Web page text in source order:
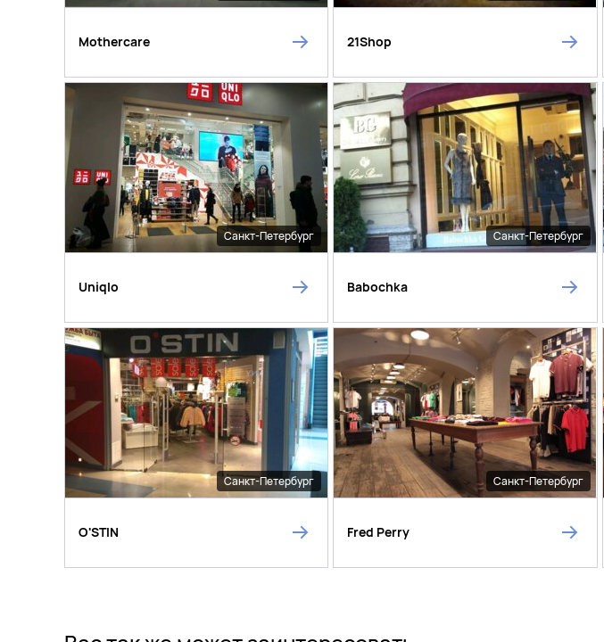
Mothercare 21Shop
Санкт-Петербург
Uniqlo
Санкт-Петербург
Babochka
Санкт-Петербург
O'STIN
Санкт-Петербург
Fred Perry